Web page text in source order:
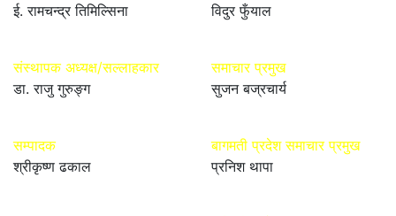
ई. रामचन्द्र तिमिल्सिना
संस्थापक अध्यक्ष/सल्लाहकार
डा. राजु गुरुङ्ग
सम्पादक
श्रीकृष्ण ढकाल
विदुर फुँयाल
समाचार प्रमुख
सुजन बज्रचार्य
बागमती प्रदेश समाचार प्रमुख
प्रनिश थापा